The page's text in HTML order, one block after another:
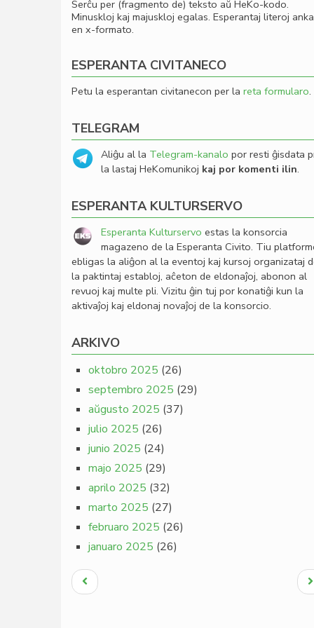
Serĉu per (fragmento de) teksto aŭ HeKo-kodo.
Minuskloj kaj majuskloj egalas. Esperantaj literoj
en x-formato.
ESPERANTA CIVITANECO
Petu la esperantan civitanecon per la reta formularo.
TELEGRAM
Aliĝu al la Telegram-kanalo por resti ĝisdata
la lastaj HeKomunikoj kaj por komenti ilin.
ESPERANTA KULTURSERVO
Esperanta Kulturservo estas la konsorcia
magazeno de la Esperanta Civito. Tiu
ebligas la aliĝon al la eventoj kaj kursoj organizataj
la paktintaj establoj, aĉeton de eldonaĵoj, abonon al
revuoj kaj multe pli. Vizitu ĝin tuj por konatiĝi kun la
aktivaĵoj kaj eldonaj novaĵoj de la konsorcio.
ARKIVO
oktobro 2025 (26)
septembro 2025 (29)
aŭgusto 2025 (37)
julio 2025 (26)
junio 2025 (24)
majo 2025 (29)
aprilo 2025 (32)
marto 2025 (27)
februaro 2025 (26)
januaro 2025 (26)
Pagination
Antaŭa
paĝo